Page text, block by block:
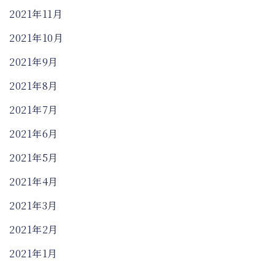
2021年11月
2021年10月
2021年9月
2021年8月
2021年7月
2021年6月
2021年5月
2021年4月
2021年3月
2021年2月
2021年1月